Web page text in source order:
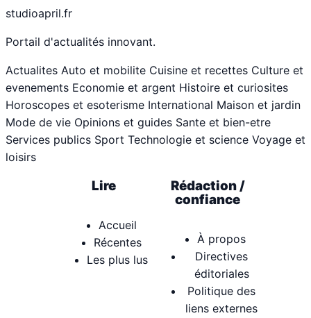
studioapril.fr
Portail d'actualités innovant.
Actualites Auto et mobilite Cuisine et recettes Culture et
evenements Economie et argent Histoire et curiosites
Horoscopes et esoterisme International Maison et jardin
Mode de vie Opinions et guides Sante et bien-etre
Services publics Sport Technologie et science Voyage et
loisirs
Lire
Accueil
Récentes
Les plus lus
Rédaction /
confiance
À propos
Directives
éditoriales
Politique des
liens externes